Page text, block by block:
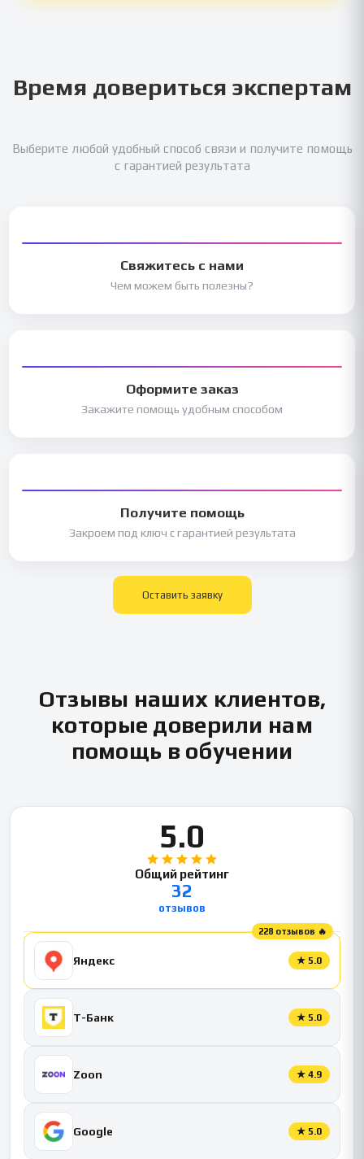
Время довериться экспертам
Выберите любой удобный способ связи и получите помощь
с гарантией результата
Свяжитесь с нами
Чем можем быть полезны?
Оформите заказ
Закажите помощь удобным способом
Получите помощь
Закроем под ключ с гарантией результата
Оставить заявку
Отзывы наших клиентов,
которые доверили нам
помощь в обучении
5.0
Общий рейтинг
32
отзывов
228 отзывов 🔥
Яндекс ★ 5.0
Т-Банк ★ 5.0
Zoon ★ 4.9
Google ★ 5.0